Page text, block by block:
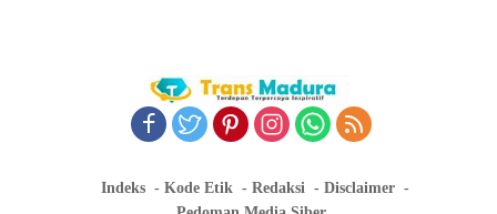
Indeks Kode Etik Redaksi
Disclaimer